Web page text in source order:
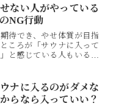
、熱中症の危険性が高ま
年は早めに熱中症対策を
そんな風に考えている方
いのが、サウナです。運
でも、入浴時間をサウナ
、暑さに適応できる身体
ご紹介します。
ない人がやっている
NG行動
待でき、やせ体質が目指
ころが「サウナに入って
と感じている人もいるよ
そこで、今回は、サウナ
果を下げてしまうNG行動
。
ナに入るのがダメな
らなら入っていい？